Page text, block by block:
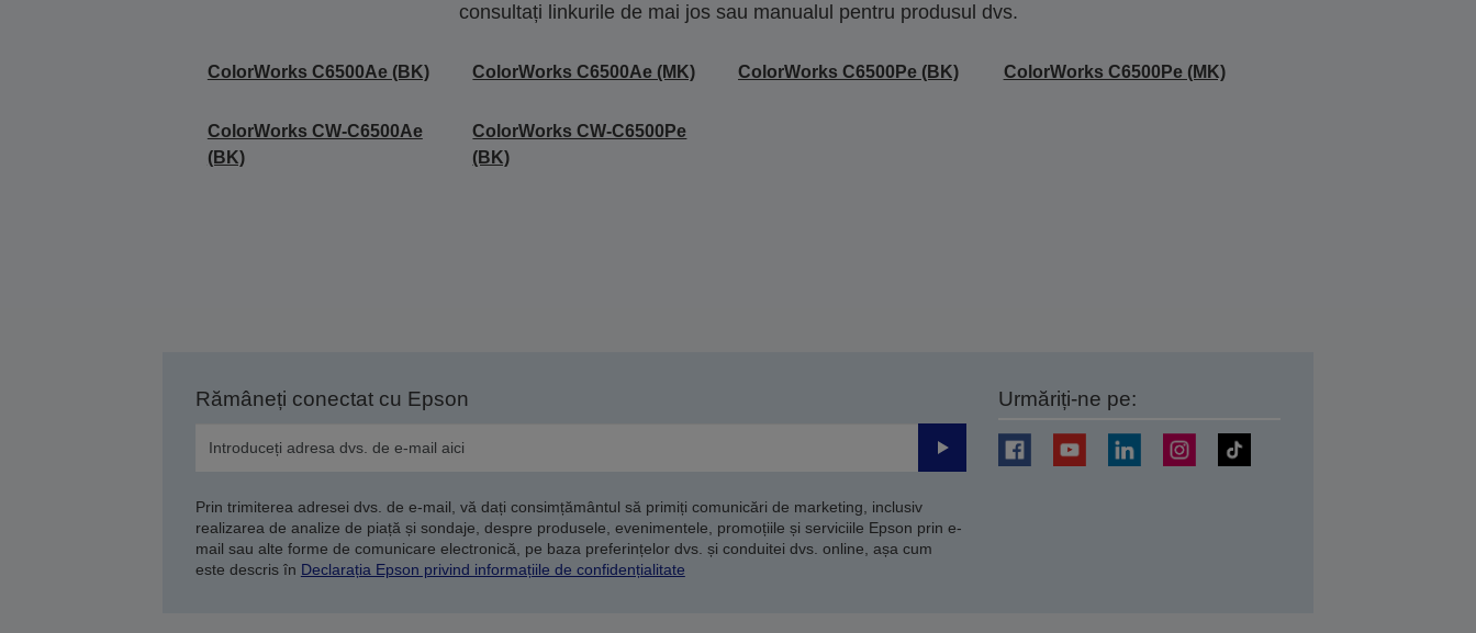
consultați linkurile de mai jos sau manualul pentru produsul dvs.
ColorWorks C6500Ae (BK) ColorWorks C6500Ae (MK) ColorWorks C6500Pe (BK) ColorWorks C6500Pe (MK)
ColorWorks CW-C6500Ae
(BK)
ColorWorks CW-C6500Pe
(BK)
Rămâneți conectat cu Epson
Trimiteți
Prin trimiterea adresei dvs. de e-mail, vă dați consimțământul să primiți comunicări de marketing, inclusiv
realizarea de analize de piață și sondaje, despre produsele, evenimentele, promoțiile și serviciile Epson prin e-
mail sau alte forme de comunicare electronică, pe baza preferințelor dvs. și conduitei dvs. online, așa cum
este descris în Declarația Epson privind informațiile de confidențialitate
Urmăriți-ne pe: